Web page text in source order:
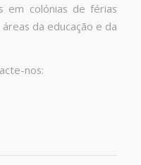
em colónias de férias
da educação e da
nos: